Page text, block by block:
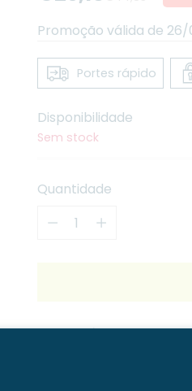
Promoção válida de
Portes rápido
Disponibilidade
Sem stock
Quantidade
Quantidade
IVA incluídosportes
Portes grátis